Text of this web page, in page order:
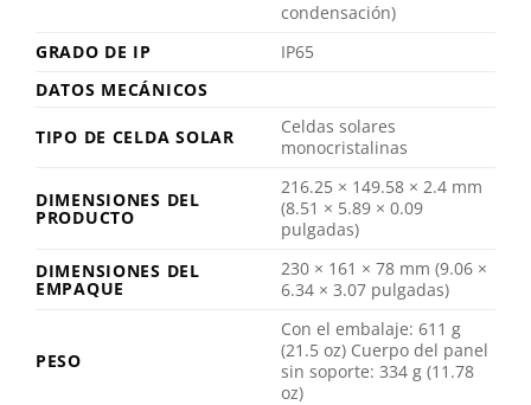
condensación)
GRADO DE IP
IP65
DATOS MECÁNICOS
TIPO DE CELDA SOLAR
Celdas solares
monocristalinas
DIMENSIONES DEL
PRODUCTO
216.25 × 149.58 × 2.4 mm
(8.51 × 5.89 × 0.09
pulgadas)
DIMENSIONES DEL
EMPAQUE
230 × 161 × 78 mm (9.06 ×
6.34 × 3.07 pulgadas)
PESO
Con el embalaje: 611 g
(21.5 oz) Cuerpo del panel
sin soporte: 334 g (11.78
oz)